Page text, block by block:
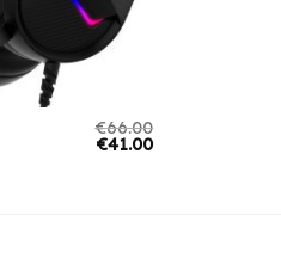
€66.00
€41.00